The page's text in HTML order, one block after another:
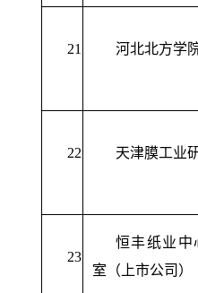
21 河北北方学
22 天津膜工业
23
恒丰纸业中
室（上市公司）